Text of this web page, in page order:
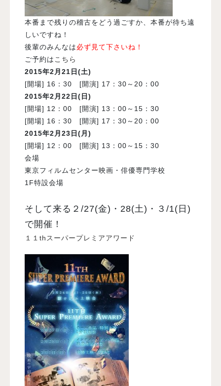
本番まで残りの稽古をどう過ごすか、本番が待ち遠
しいですね！
後輩のみんなは必ず見て下さいね！
ご予約は こちら
2015年2月21日(土)
[開場] 16：30 [開演] 17：30～20：00
2015年2月22日(日)
[開場] 12：00 [開演] 13：00～15：30
[開場] 16：30 [開演] 17：30～20：00
2015年2月23日(月)
[開場] 12：00 [開演] 13：00～15：30
会場
東京フィルムセンター映画・俳優専門学校
1F特設会場
そして来る２/27(金)・28(土)・３/1(日)
で開催！
１１thスーパープレミアアワード